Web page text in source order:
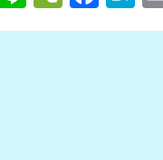
n
e
a at